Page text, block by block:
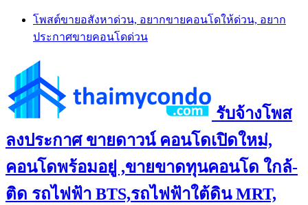
Skip
content
โพสต์ขายอสังหาด่วน, อยากขายคอนโดให้ด่วน, อยาก
ประกาศขายคอนโดด่วน
รับจ้างโพส
ลงประกาศ ขายดาวน์ คอนโดเปิดใหม่,
คอนโดพร้อมอยู่ ,ขายขาดทุนคอนโด ใกล้-
ติด รถไฟฟ้า BTS,รถไฟฟ้าใต้ดิน MRT,